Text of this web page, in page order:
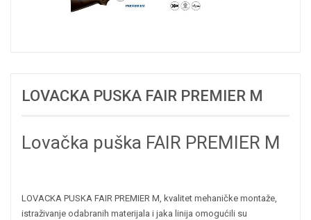
LOVACKA PUSKA FAIR PREMIER M
Lovačka puška FAIR PREMIER M
LOVACKA PUSKA FAIR PREMIER M, kvalitet mehaničke montaže,
istraživanje odabranih materijala i jaka linija omogućili su